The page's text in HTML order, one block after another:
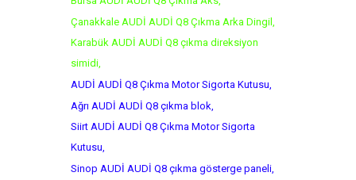
Çanakkale AUDİ AUDİ Q8 Çıkma Arka Dingil,
Karabük AUDİ AUDİ Q8 çıkma direksiyon
simidi,
AUDİ AUDİ Q8 Çıkma Motor Sigorta Kutusu,
Ağrı AUDİ AUDİ Q8 çıkma blok,
Siirt AUDİ AUDİ Q8 Çıkma Motor Sigorta
Kutusu,
Sinop AUDİ AUDİ Q8 çıkma gösterge paneli,